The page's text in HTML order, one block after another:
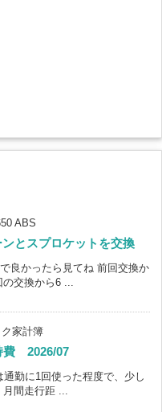
ABS
とスプロケットを交換
良かったら見てね 前回交換か
の交換から6 ...
家計簿
費 2026/07
勤に1回使った程度で、少し
月間走行距 ...